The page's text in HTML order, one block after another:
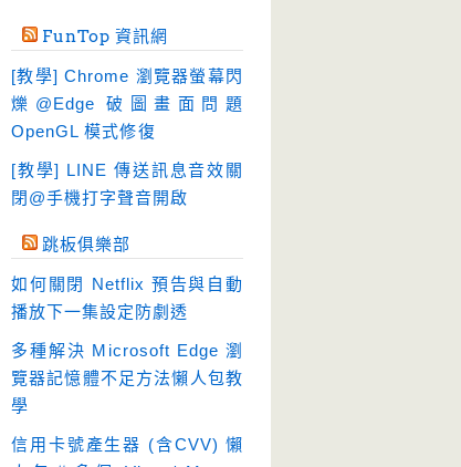
系統工具 (242)
(188)
翻譯軟體 (3)
輸入法 (4)
FunTop 資訊網
[教學] Chrome 瀏覽器螢幕閃
爍@Edge 破圖畫面問題
OpenGL 模式修復
[教學] LINE 傳送訊息音效關
閉@手機打字聲音開啟
跳板俱樂部
如何關閉 Netflix 預告與自動
播放下一集設定防劇透
多種解決 Microsoft Edge 瀏
覽器記憶體不足方法懶人包教
學
信用卡號產生器 (含CVV) 懶